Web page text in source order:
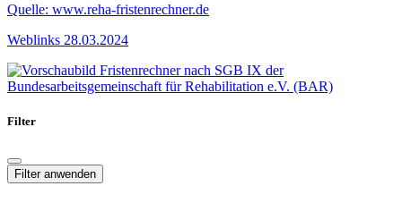
Quelle: www.reha-fristenrechner.de
Weblinks 28.03.2024
Filter